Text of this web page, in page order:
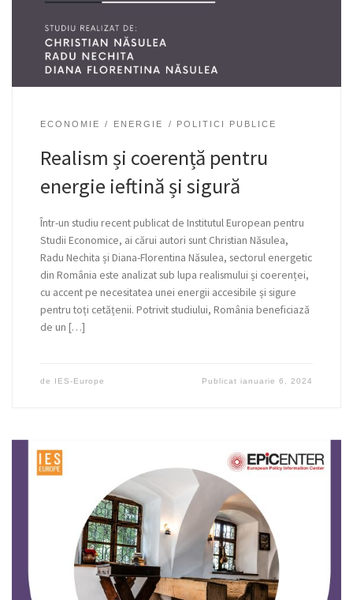
ECONOMIE ENERGIE POLITICI PUBLICE
Realism și coerență pentru
energie ieftină și sigură
Într-un studiu recent publicat de Institutul European pentru
Studii Economice, ai cărui autori sunt Christian Năsulea,
Radu Nechita și Diana-Florentina Năsulea, sectorul energetic
din România este analizat sub lupa realismului și coerenței,
cu accent pe necesitatea unei energii accesibile și sigure
pentru toți cetățenii. Potrivit studiului, România beneficiază
de un […]
de IES-Europe Publicatianuarie 6, 2024